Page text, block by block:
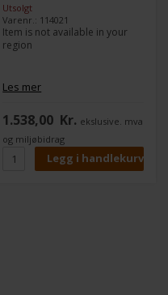
Utsolgt
Varenr.: 114021
Item is not available in your
region
Les mer
1.538,00 Kr. ekslusive. mva
og miljøbidrag